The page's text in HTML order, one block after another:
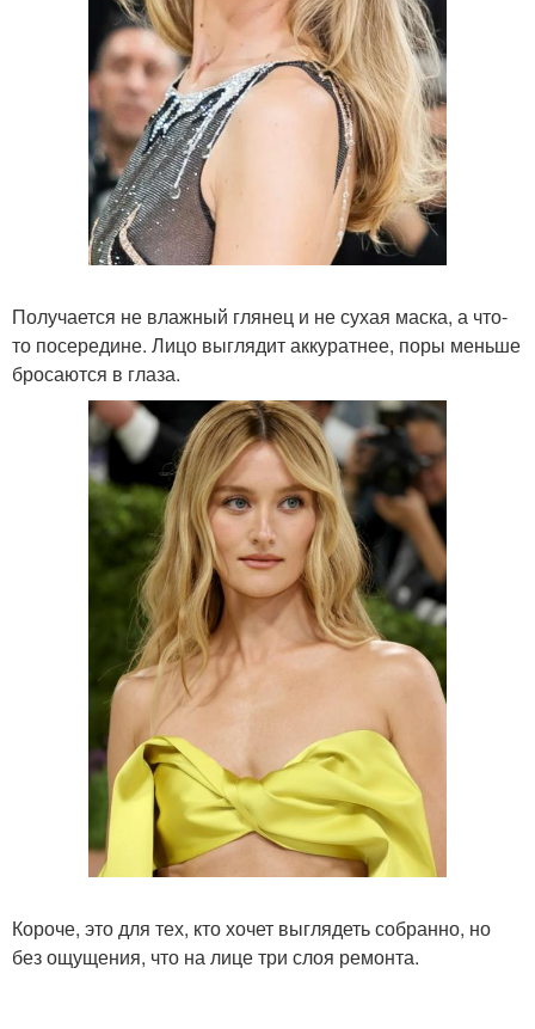
Получается не влажный глянец и не сухая маска, а что-
то посередине. Лицо выглядит аккуратнее, поры меньше
бросаются в глаза.
Короче, это для тех, кто хочет выглядеть собранно, но
без ощущения, что на лице три слоя ремонта.